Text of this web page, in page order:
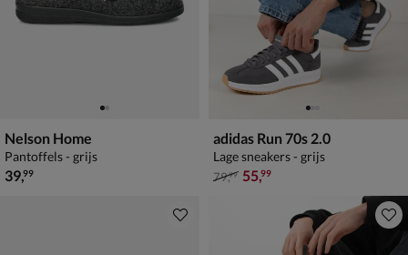
Nelson Home
Pantoffels - grijs
€ 39,99
39,99
adidas Run 70s 2.0
Lage sneakers - grijs
van € 79,99 voor € 55,99
79,99 55,99